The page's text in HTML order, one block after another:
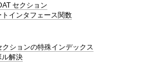
セクション
トインタフェース関数
クションの特殊インデックス
ル解決